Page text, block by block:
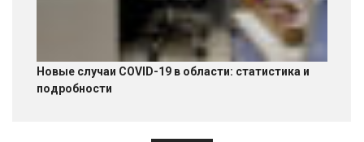
Новые случаи COVID-19 в области: статистика и
подробности